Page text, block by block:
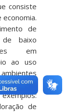
consiste
de
baixo
em
ao uso
e o
de